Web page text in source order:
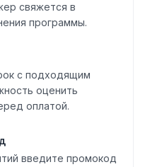
свяжется в
программы.
с подходящим
оценить
оплатой.
введите промокод